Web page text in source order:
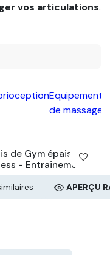
vos articulations.
Equipement
de massage
RAPIDE
de Gym épais
- Entraînement
APERÇU